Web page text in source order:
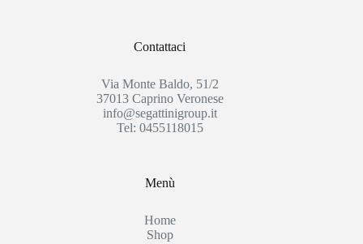
Contattaci
Via Monte Baldo, 51/2
37013 Caprino Veronese
info@segattinigroup.it
Tel: 0455118015
Menù
Home
Shop